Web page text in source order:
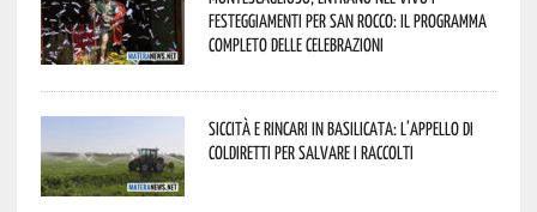
festeggiamenti per San Rocco: il programma
completo delle celebrazioni
Siccità e rincari in Basilicata: l’appello di
Coldiretti per salvare i raccolti